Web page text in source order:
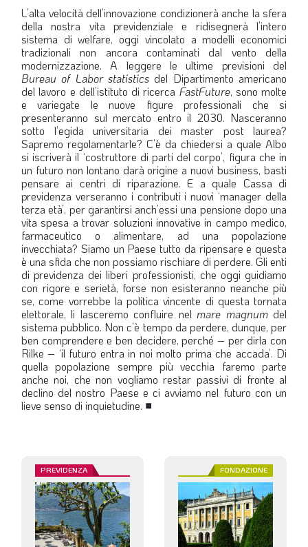
L’alta velocità dell’innovazione condizionerà anche la sfera
della nostra vita previdenziale e ridisegnerà l’intero
sistema di welfare, oggi vincolato a modelli economici
tradizionali non ancora contaminati dal vento della
modernizzazione. A leggere le ultime previsioni del
Bureau of Labor statistics del Dipartimento americano
del lavoro e dell’istituto di ricerca FastFuture, sono molte
e variegate le nuove figure professionali che si
presenteranno sul mercato entro il 2030. Nasceranno
sotto l’egida universitaria dei master post laurea?
Sapremo regolamentarle? C’è da chiedersi a quale Albo
si iscriverà il ‘costruttore di parti del corpo’, figura che in
un futuro non lontano darà origine a nuovi business, basti
pensare ai centri di riparazione. E a quale Cassa di
previdenza verseranno i contributi i nuovi ‘manager della
terza età’, per garantirsi anch’essi una pensione dopo una
vita spesa a trovar soluzioni innovative in campo medico,
farmaceutico o alimentare, ad una popolazione
invecchiata? Siamo un Paese tutto da ripensare e questa
è una sfida che non possiamo rischiare di perdere. Gli enti
di previdenza dei liberi professionisti, che oggi guidiamo
con rigore e serietà, forse non esisteranno neanche più
se, come vorrebbe la politica vincente di questa tornata
elettorale, li lasceremo confluire nel mare magnumdel
sistema pubblico. Non c’è tempo da perdere, dunque, per
ben comprendere e ben decidere, perché – per dirla con
Rilke – ‘il futuro entra in noi molto prima che accada’. Di
quella popolazione sempre più vecchia faremo parte
anche noi, che non vogliamo restar passivi di fronte al
declino del nostro Paese e ci avviamo nel futuro con un
lieve senso di inquietudine. ■
PREVIDENZA FONDAZIONE